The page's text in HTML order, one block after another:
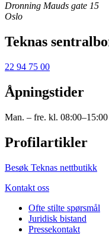
Dronning Mauds gate 15
Oslo
Teknas
22 94 75 00
Åpningstider
Man. – fre. kl. 08:00–15:00
Profilartikler
Besøk Teknas nettbutikk
Kontakt oss
Ofte stilte spørsmål
Juridisk bistand
Pressekontakt